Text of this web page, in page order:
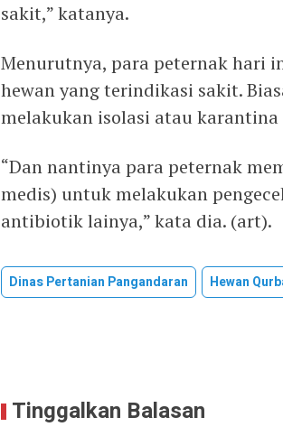
sakit,” katanya.
Menurutnya, para peternak hari
hewan yang terindikasi sakit.
melakukan isolasi atau
“Dan nantinya para peternak
medis) untuk melakukan
antibiotik lainya,” kata dia. (art).
Dinas Pertanian Pangandaran Hewan
Tinggalkan Balasan